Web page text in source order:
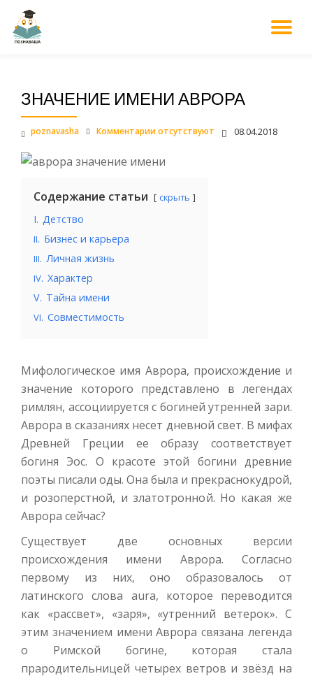
Перейти
ЗНАЧЕНИЕ ИМЕНИ АВРОРА
poznavasha 08.04.2018
Комментарии отсутствуют
Содержание статьи скрыть
I. Детство
II. Бизнес и карьера
III. Личная жизнь
IV. Характер
V. Тайна имени
VI. Совместимость
Мифологическое имя Аврора, происхождение и
значение которого представлено в легендах
римлян, ассоциируется с богиней утренней зари.
Аврора в сказаниях несет дневной свет. В мифах
Древней Греции ее образу соответствует
богиня Эос. О красоте этой богини древние
поэты писали оды. Она была и прекраснокудрой,
и розоперстной, и златотронной. Но какая же
Аврора сейчас?
Существует две основных версии
происхождения имени Аврора. Согласно
первому из них, оно образовалось от
латинского слова aura, которое переводится
как «рассвет», «заря», «утренний ветерок». С
этим значением имени Аврора связана легенда
о Римской богине, которая стала
прародительницей четырех ветров и звёзд на